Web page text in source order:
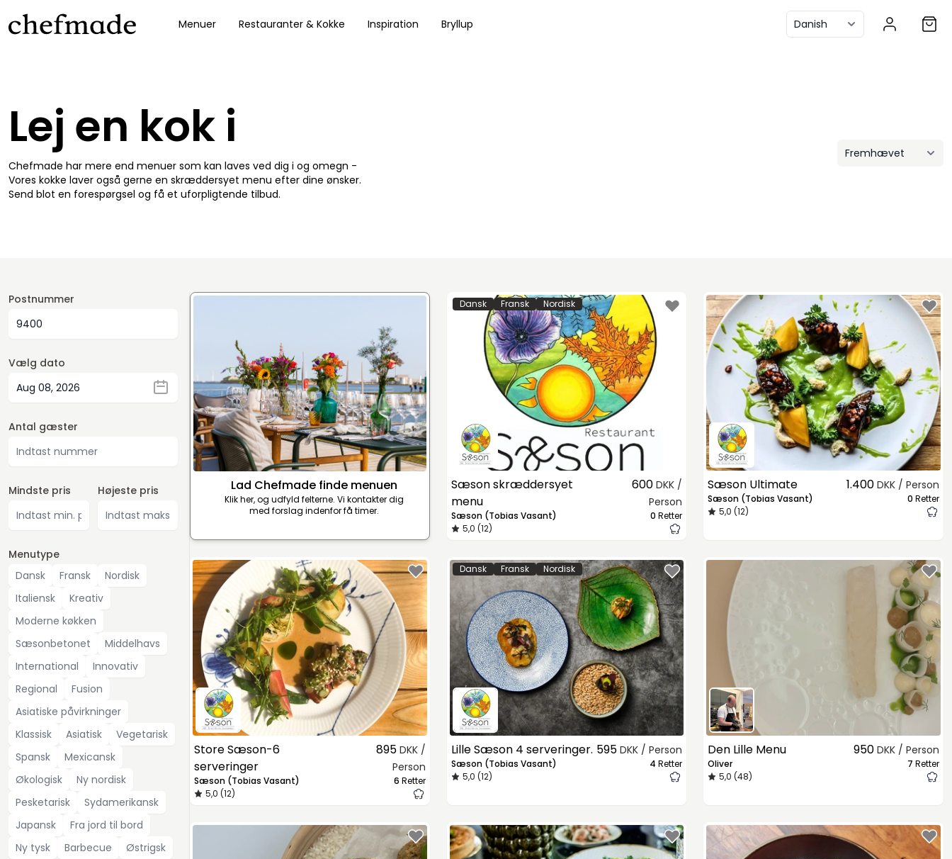
Menuer Restauranter & Kokke Inspiration Bryllup
Lej en kok i
Chefmade har mere end menuer som kan laves ved dig i og omegn -
Vores kokke laver også gerne en skræddersyet menu efter dine ønsker.
Send blot en forespørgsel og få et uforpligtende tilbud.
Postnummer
Vælg dato
Antal gæster
Mindste pris Højeste pris
Menutype
Dansk
Fransk
Nordisk
Italiensk
Kreativ
Moderne køkken
Sæsonbetonet
Middelhavs
International
Innovativ
Regional
Fusion
Asiatiske påvirkninger
Klassisk
Asiatisk
Vegetarisk
Spansk
Mexicansk
Økologisk
Ny nordisk
Pesketarisk
Sydamerikansk
Japansk
Fra jord til bord
Ny tysk
Barbecue
Østrigsk
Lad Chefmade finde menuen
Klik her, og udfyld felterne. Vi kontakter dig
med forslag indenfor få timer.
Dansk Fransk Nordisk
Sæson skræddersyet
menu
Sæson (Tobias Vasant)
5,0 (12)
600DKK /
Person
0 Retter
Sæson Ultimate
Sæson (Tobias Vasant)
5,0 (12)
1.400 DKK / Person
0 Retter
Store Sæson-6
serveringer
Sæson (Tobias Vasant)
5,0 (12)
895 DKK /
Person
6 Retter
Dansk Fransk Nordisk
Lille Sæson 4 serveringer.
Sæson (Tobias Vasant)
5,0 (12)
595DKK / Person
4 Retter
Den Lille Menu
Oliver
5,0 (48)
950 DKK / Person
7 Retter